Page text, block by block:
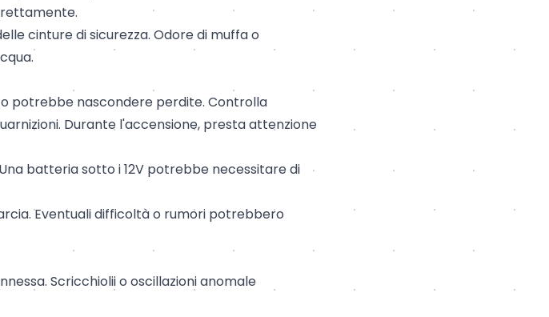
cinture di sicurezza. Odore di muffa o
potrebbe nascondere perdite. Controlla
Durante l'accensione, presta attenzione
batteria sotto i 12V potrebbe necessitare di
Eventuali difficoltà o rumori potrebbero
Scricchiolii o oscillazioni anomale